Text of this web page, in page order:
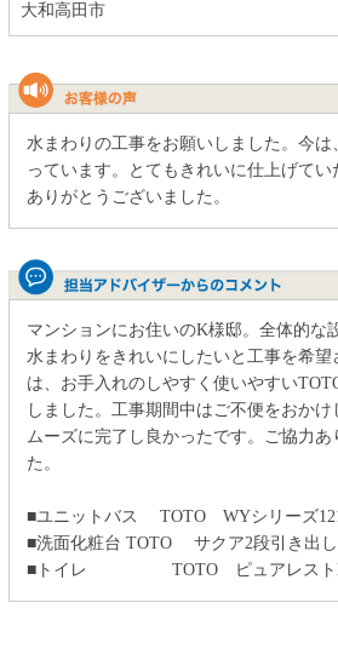
大和高田市
水まわりの工事をお願いしました。今は
っています。とてもきれいに仕上げてい
ありがとうございました。
マンションにお住いのK様邸。全体的な
水まわりをきれいにしたいと工事を希
は、お手入れのしやすく使いやすい
しました。工事期間中はご不便をおか
ムーズに完了し良かったです。ご協力あ
た。
■ユニットバス TOTO WYシリーズ
■洗面化粧台 TOTO サクア2段引き出
■トイレ TOTO ピュアレストMR